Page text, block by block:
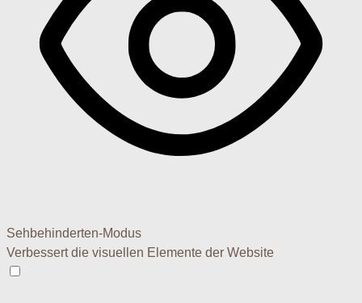
Sehbehinderten-Modus
Verbessert die visuellen Elemente der Website